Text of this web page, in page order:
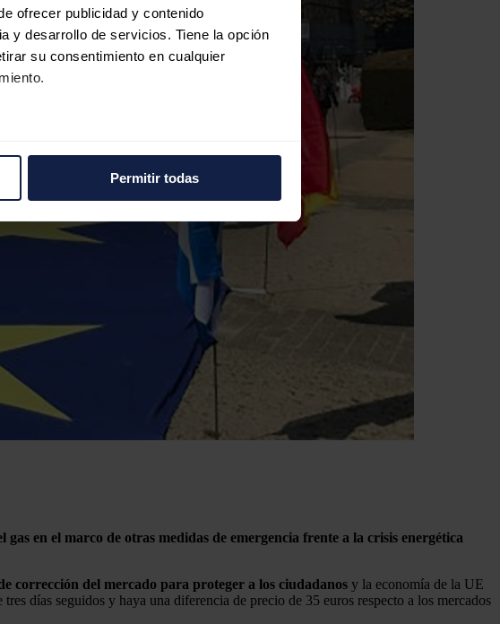
ofrecer publicidad y contenido
y desarrollo de servicios. Tiene la opción
su consentimiento en cualquier
ofrecer funciones de redes sociales
sitio web con nuestros partners de
que les haya proporcionado o
Permitir todas
en el marco de otras medidas de emergencia frente a la crisis energética
corrección del mercado para proteger a los ciudadanos y la economía de la UE
días seguidos y haya una diferencia de precio de 35 euros respecto a los mercados